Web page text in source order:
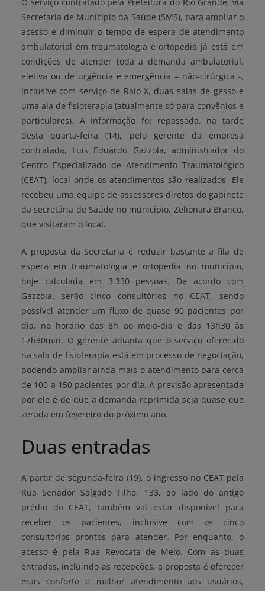
Secretaria de Município da Saúde (SMS), para ampliar o
acesso e diminuir o tempo de espera de atendimento
ambulatorial em traumatologia e ortopedia já está em
condições de atender toda a demanda ambulatorial,
eletiva ou de urgência e emergência – não-cirúrgica -,
inclusive com serviço de Raio-X, duas salas de gesso e
uma ala de fisioterapia (atualmente só para convênios e
particulares). A informação foi repassada, na tarde
desta quarta-feira (14), pelo gerente da empresa
contratada, Luís Eduardo Gazzola, administrador do
Centro Especializado de Atendimento Traumatológico
(CEAT), local onde os atendimentos são realizados. Ele
recebeu uma equipe de assessores diretos do gabinete
da secretária de Saúde no município, Zelionara Branco,
que visitaram o local.
A proposta da Secretaria é reduzir bastante a fila de
espera em traumatologia e ortopedia no município,
hoje calculada em 3.330 pessoas. De acordo com
Gazzola, serão cinco consultórios no CEAT, sendo
possível atender um fluxo de quase 90 pacientes por
dia, no horário das 8h ao meio-dia e das 13h30 às
17h30min. O gerente adianta que o serviço oferecido
na sala de fisioterapia está em processo de negociação,
podendo ampliar ainda mais o atendimento para cerca
de 100 a 150 pacientes por dia. A previsão apresentada
por ele é de que a demanda reprimida seja quase que
zerada em fevereiro do próximo ano.
Duas entradas
A partir de segunda-feira (19), o ingresso no CEAT pela
Rua Senador Salgado Filho, 133, ao lado do antigo
prédio do CEAT, também vai estar disponível para
receber os pacientes, inclusive com os cinco
consultórios prontos para atender. Por enquanto, o
acesso é pela Rua Revocata de Melo. Com as duas
entradas, incluindo as recepções, a proposta é oferecer
mais conforto e melhor atendimento aos usuários,